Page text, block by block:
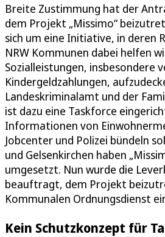
Breite Zustimmung hat der
dem Projekt „Missimo“
sich um eine Initiative, in deren
NRW Kommunen dabei helfen
Sozialleistungen, insbesondere
Kindergeldzahlungen,
Landeskriminalamt und der
ist dazu eine Taskforce
Informationen von
Jobcenter und Polizei bündeln
und Gelsenkirchen haben
umgesetzt. Nun wurde die
beauftragt, dem Projekt
Kommunalen Ordnungsdienst
Kein Schutzkonzept für